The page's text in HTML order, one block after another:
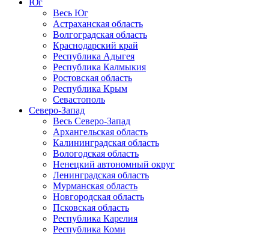
Юг
Весь Юг
Астраханская область
Волгоградская область
Краснодарский край
Республика Адыгея
Республика Калмыкия
Ростовская область
Республика Крым
Севастополь
Северо-Запад
Весь Северо-Запад
Архангельская область
Калининградская область
Вологодская область
Ненецкий автономный округ
Ленинградская область
Мурманская область
Новгородская область
Псковская область
Республика Карелия
Республика Коми